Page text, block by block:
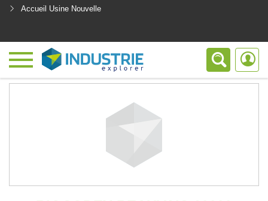
Accueil Usine Nouvelle